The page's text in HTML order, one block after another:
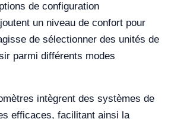
de configuration
un niveau de confort pour
de sélectionner des unités de
parmi différents modes
intègrent des systèmes de
efficaces, facilitant ainsi la